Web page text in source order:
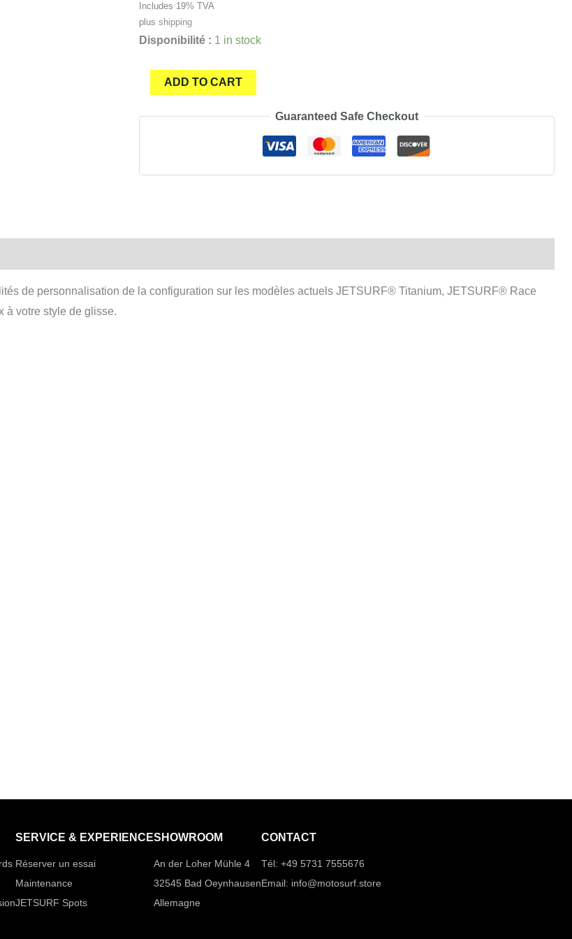
Includes 19% TVA
plus shipping
Disponibilité : 1 in stock
plug
ADD TO CART
Guaranteed Safe Checkout
de personnalisation de la configuration sur les modèles actuels JETSURF® Titanium, JETSURF® Race
à votre style de glisse.
SERVICE & EXPERIENCE
Réserver un essai
Maintenance
JETSURF Spots
SHOWROOM
An der Loher Mühle 4
32545 Bad Oeynhausen
Allemagne
CONTACT
Tél: +49 5731 7555676
Email: info@motosurf.store